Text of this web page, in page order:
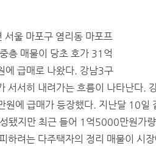
서울 마포구 염리동 마포프
층 매물이 당초 호가 31억
에 급매로 나왔다. 강남3구
서서히 내려가는 흐름이 나타난다.
에 급매가 등장했다. 지난달 10일
됐지만 최근 들어 1억5000만원가
하려는 다주택자의 정리 매물이 시